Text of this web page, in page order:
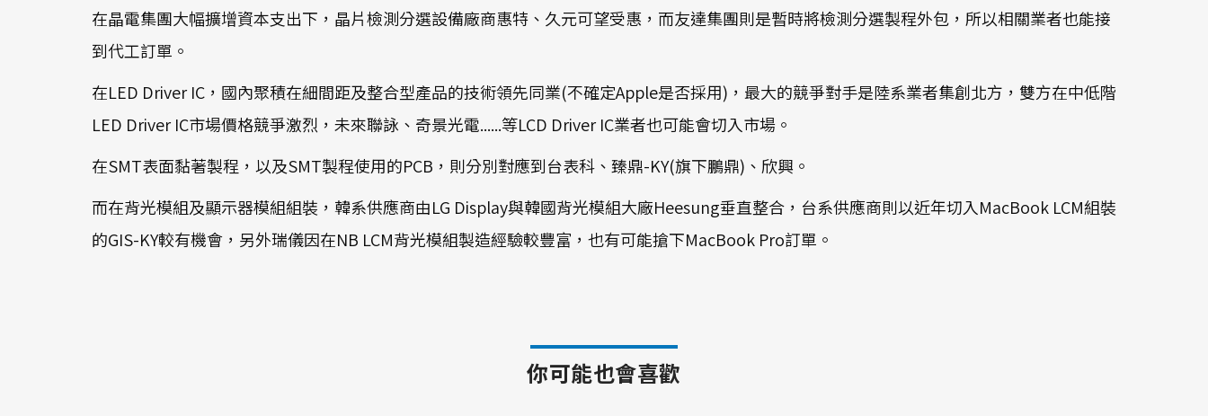
在晶電集團大幅擴增資本支出下，晶片檢測分選設備廠商惠特、久元可望受惠，而友達集團則是暫時將檢測分選製程外包，所以相關業者也能接
到代工訂單。
在LED Driver IC，國內聚積在細間距及整合型產品的技術領先同業(不確定Apple是否採用)，最大的競爭對手是陸系業者集創北方，雙方在中低階
LED Driver IC市場價格競爭激烈，未來聯詠、奇景光電......等LCD Driver IC業者也可能會切入市場。
在SMT表面黏著製程，以及SMT製程使用的PCB，則分別對應到台表科、臻鼎-KY(旗下鵬鼎)、欣興。
而在背光模組及顯示器模組組裝，韓系供應商由LG Display與韓國背光模組大廠Heesung垂直整合，台系供應商則以近年切入MacBook LCM組裝
的GIS-KY較有機會，另外瑞儀因在NB LCM背光模組製造經驗較豐富，也有可能搶下MacBook Pro訂單。
你可能也會喜歡